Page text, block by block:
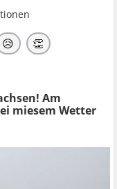
😥 👏
Am
miesem Wetter